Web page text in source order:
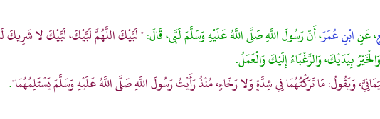
، عَنِابْنِ عُمَرَ، أَنّ رَسُولَ اللَّهِ صَلَّى اللَّهُ عَلَيْهِ وَسَلَّمَ لَبَّى، قَالَ:" لَبَّيْكَ اللَّهُمَّ لَبَّيْكَ، لَبَّيْكَ لا شَرِيكَ
بِيَدَيْكَ، وَالرَّغْبَاءُ إِلَيْكَ وَالْعَمَلُ.
وَيَقُولُ: مَا تَرَكْتُهُمَا فِي شِدَّةٍ وَلا رَخَاءٍ، مُنْذُ رَأَيْتُ رَسُولَ اللَّهِ صَلَّى اللَّهُ عَلَيْهِ وَسَلَّمَ يَسْتَلِمُهُمَا".